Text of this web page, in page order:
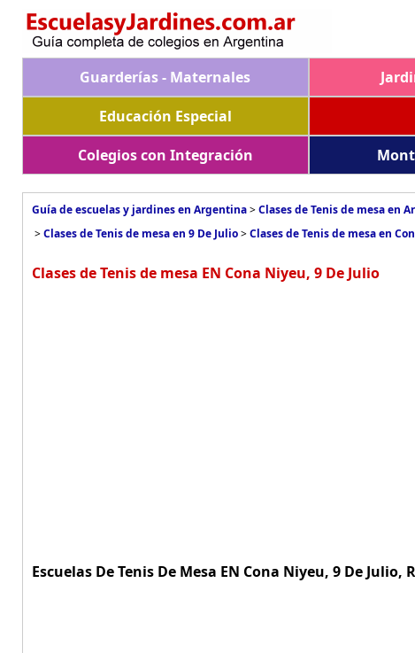
Guarderías - Maternales
Educación Especial
Colegios con Integración
Guía de escuelas y jardines en Argentina>Clases de Tenis de mesa en
>Clases de Tenis de mesa en 9 De Julio>Clases de Tenis de mesa en
Clases de Tenis de mesa EN Cona Niyeu, 9 De Julio
Escuelas De Tenis De Mesa EN Cona Niyeu, 9 De Julio,